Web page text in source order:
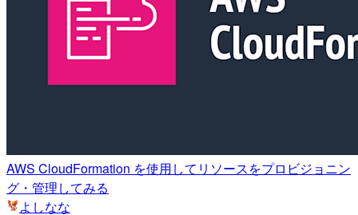
AWS CloudFormation を使用してリソースをプロビジョニン
グ・管理してみる
よしなな